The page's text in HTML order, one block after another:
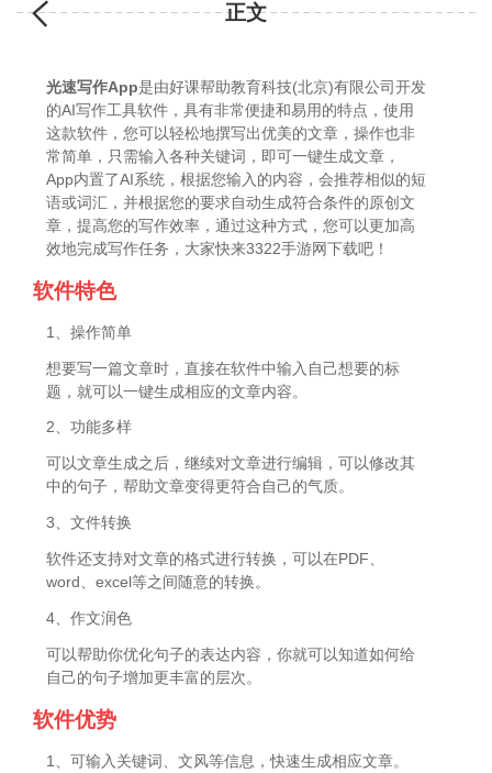
正文
光速写作App是由好课帮助教育科技(北京)有限公司开发
的AI写作工具软件，具有非常便捷和易用的特点，使用
这款软件，您可以轻松地撰写出优美的文章，操作也非
常简单，只需输入各种关键词，即可一键生成文章，
App内置了AI系统，根据您输入的内容，会推荐相似的短
语或词汇，并根据您的要求自动生成符合条件的原创文
章，提高您的写作效率，通过这种方式，您可以更加高
效地完成写作任务，大家快来3322手游网下载吧！
软件特色
1、操作简单
想要写一篇文章时，直接在软件中输入自己想要的标
题，就可以一键生成相应的文章内容。
2、功能多样
可以文章生成之后，继续对文章进行编辑，可以修改其
中的句子，帮助文章变得更符合自己的气质。
3、文件转换
软件还支持对文章的格式进行转换，可以在PDF、
word、excel等之间随意的转换。
4、作文润色
可以帮助你优化句子的表达内容，你就可以知道如何给
自己的句子增加更丰富的层次。
软件优势
1、可输入关键词、文风等信息，快速生成相应文章。